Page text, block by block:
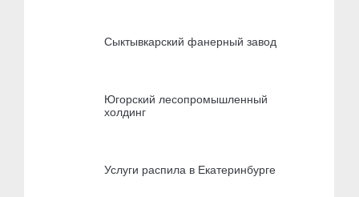
Сыктывкарский фанерный завод
Югорский лесопромышленный
холдинг
Услуги распила в Екатеринбурге